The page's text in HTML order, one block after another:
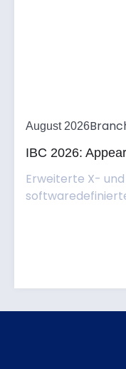
August 2026
IBC 2026:
Erweiterte X-